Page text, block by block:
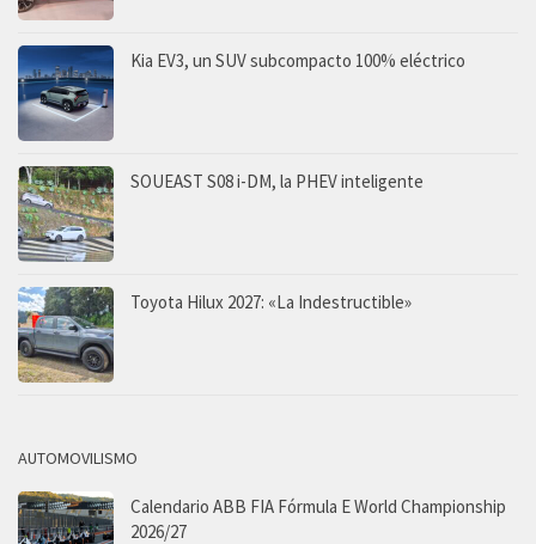
Kia EV3, un SUV subcompacto 100% eléctrico
SOUEAST S08 i-DM, la PHEV inteligente
Toyota Hilux 2027: «La Indestructible»
AUTOMOVILISMO
Calendario ABB FIA Fórmula E World Championship
2026/27